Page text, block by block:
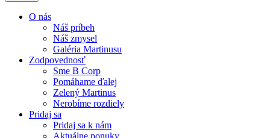
O nás
Náš príbeh
Náš zmysel
Galéria Martinusu
Zodpovednosť
Sme B Corp
Pomáhame ďalej
Zelený Martinus
Nerobíme rozdiely
Pridaj sa
Pridaj sa k nám
Aktuálne ponuky